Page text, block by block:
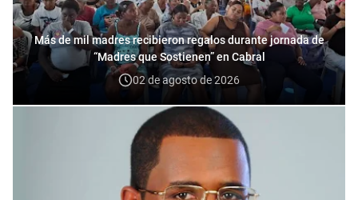
Más de mil madres recibieron regalos durante jornada de
“Madres que Sostienen” en Cabral
02 de agosto de 2026